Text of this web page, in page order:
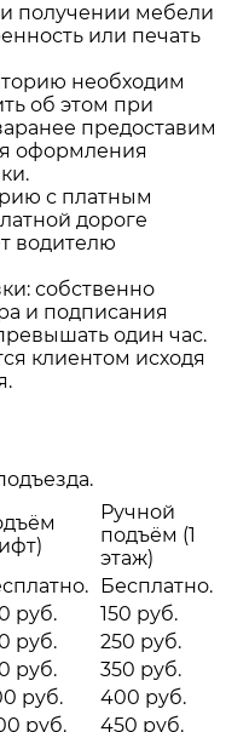
получении мебели
или печать
необходим
об этом при
предоставим
оформления
с платным
дороге
водителю
собственно
и подписания
один час.
клиентом исходя
Ручной
подъём (1
этаж)
Бесплатно.
руб.
150 руб.
руб.
250 руб.
руб.
350 руб.
руб.
400 руб.
руб. 450 руб.